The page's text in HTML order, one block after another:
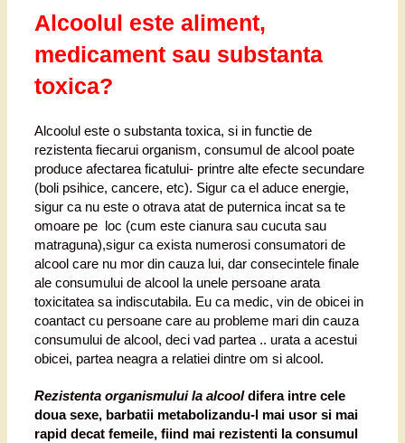
Alcoolul este aliment,
medicament sau substanta
toxica?
Alcoolul este o substanta toxica, si in functie de
rezistenta fiecarui organism, consumul de alcool poate
produce afectarea ficatului- printre alte efecte secundare
(boli psihice, cancere, etc). Sigur ca el aduce energie,
sigur ca nu este o otrava atat de puternica incat sa te
omoare pe loc (cum este cianura sau cucuta sau
matraguna),sigur ca exista numerosi consumatori de
alcool care nu mor din cauza lui, dar consecintele finale
ale consumului de alcool la unele persoane arata
toxicitatea sa indiscutabila. Eu ca medic, vin de obicei in
coantact cu persoane care au probleme mari din cauza
consumului de alcool, deci vad partea .. urata a acestui
obicei, partea neagra a relatiei dintre om si alcool.
Rezistenta organismului la alcooldifera intre cele
doua sexe, barbatii metabolizandu-l mai usor si mai
rapid decat femeile, fiind mai rezistenti la consumul